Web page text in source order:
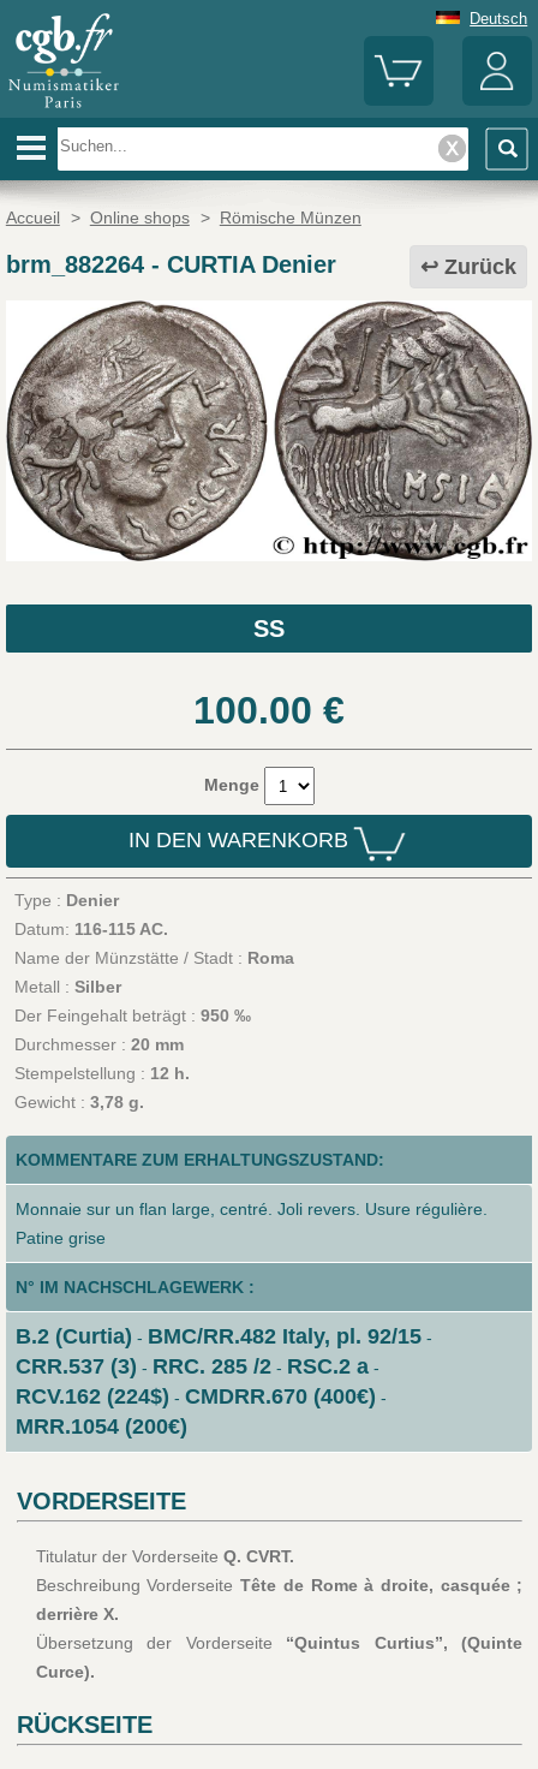
Deutsch
Accueil > Online shops > Römische Münzen
Zurück
brm_882264- CURTIA Denier
SS
100.00 €
Menge
IN DEN WARENKORB
Type : Denier
Datum: 116-115 AC.
Name der Münzstätte / Stadt : Roma
Metall : Silber
Der Feingehalt beträgt : 950 ‰
Durchmesser : 20 mm
Stempelstellung : 12 h.
Gewicht : 3,78 g.
KOMMENTARE ZUM ERHALTUNGSZUSTAND:
Monnaie sur un flan large, centré. Joli revers. Usure régulière.
Patine grise
N° IM NACHSCHLAGEWERK :
B.2 (Curtia) - BMC/RR.482 Italy, pl. 92/15-
CRR.537 (3) - RRC. 285 /2- RSC.2 a-
RCV.162 (224$) - CMDRR.670 (400€) -
MRR.1054 (200€)
VORDERSEITE
Titulatur der Vorderseite Q. CVRT.
Beschreibung VorderseiteTête de Rome à droite, casquée ;
derrière X.
Übersetzung der Vorderseite “Quintus Curtius”, (Quinte
Curce).
RÜCKSEITE